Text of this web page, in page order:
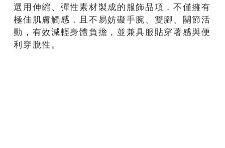
選用伸縮、彈性素材製成的服飾品項，不僅擁有
極佳肌膚觸感，且不易妨礙手腕、雙腳、關節活
動，有效減輕身體負擔，並兼具服貼穿著感與便
利穿脫性。